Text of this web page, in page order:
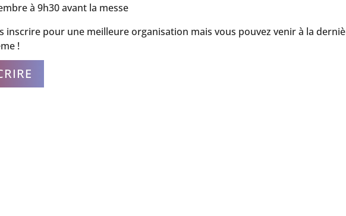
à 9h30 avant la messe
inscrire pour une meilleure organisation mais vous pouvez venir à la
!